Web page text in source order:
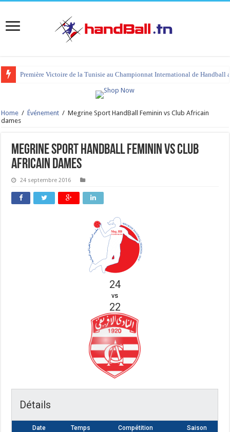
Première Victoire de la Tunisie au Championnat International de Handball
Home / Événement / Megrine Sport HandBall Feminin vs Club Africain
dames
Megrine Sport HandBall Feminin vs Club
Africain dames
24 septembre 2016
24
vs
22
Détails
Date Temps Compétition Saison